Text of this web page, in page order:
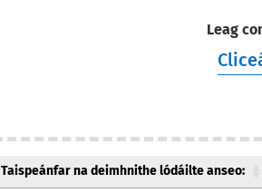
Leag
Taispeánfar na deimhnithe lódáilte anseo: